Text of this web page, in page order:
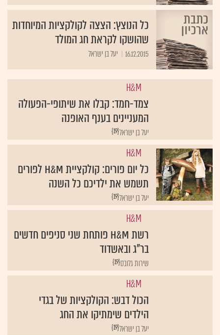
כל הנוצץ: הצצה לקולקציות המיוחדות
שהושקו לקראת חג המולד
16.12.2015 יעל בן ישראל
H&M
צמד-חמד: קבלו את שיתופי-הפעולה
המעניינים בענף האופנה
{19}יעל בן ישראל
H&M
כל יום פורים: קולקציית H&M לפורים
תשמש את ילדיכם כל השנה
{19}יעל בן ישראל
H&M
רשת H&M פותחת שני סניפים חדשים
בר"ג ובאשדוד
{19}שירות גלובס
H&M
הכול דבש: הקולקציות של בגדי
הילדים שימתיקו את החג
{19}יעל בן ישראל